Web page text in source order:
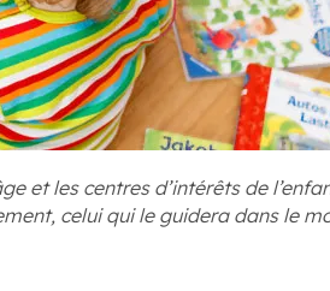
et les centres d’intérêts de
celui qui le guidera dans le